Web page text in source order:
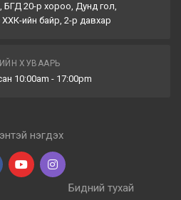
БГД 20-р хороо, Дунд гол,
ийн байр, 2-р давхар
ХУВААРЬ
10:00am - 17:00pm
нэгдэх
Бидний тухай